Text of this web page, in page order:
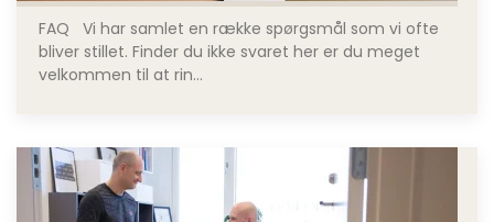
FAQ Vi har samlet en række spørgsmål som vi ofte
bliver stillet. Finder du ikke svaret her er du meget
velkommen til at rin...